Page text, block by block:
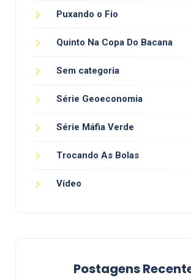
Puxando o Fio
Quinto Na Copa Do Bacana
Sem categoria
Série Geoeconomia
Série Máfia Verde
Trocando As Bolas
Vídeo
Postagens